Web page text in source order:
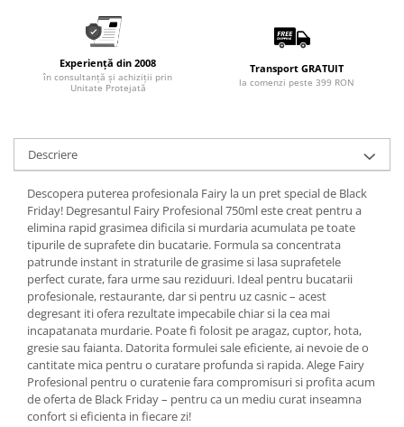
Foarfece pentru birou
Curatenie si igiena
Produse Antibacteriene
Articole pentru bucatarie
Maturi, mopuri si galeti
Hartie igienica, prosoape hartie si
dispensere
Articole pentru rufe, casa,
geamuri, mobila
Articole pentru birou, suprafete,
pardoseli
Intretinere si odorizante masina
Saci de gunoi
Accesorii pentru curatenie
Tipografie si stampile
Experiență din 2008
în consultanță și achiziții prin
Unitate Protejată
Transport GRATUIT
la comenzi peste 399 RON
Descriere
Descopera puterea profesionala Fairy la un pret special de Black
Friday! Degresantul Fairy Profesional 750ml este creat pentru a
elimina rapid grasimea dificila si murdaria acumulata pe toate
tipurile de suprafete din bucatarie. Formula sa concentrata
patrunde instant in straturile de grasime si lasa suprafetele
perfect curate, fara urme sau reziduuri. Ideal pentru bucatarii
profesionale, restaurante, dar si pentru uz casnic – acest
degresant iti ofera rezultate impecabile chiar si la cea mai
incapatanata murdarie. Poate fi folosit pe aragaz, cuptor, hota,
gresie sau faianta. Datorita formulei sale eficiente, ai nevoie de o
cantitate mica pentru o curatare profunda si rapida. Alege Fairy
Profesional pentru o curatenie fara compromisuri si profita acum
de oferta de Black Friday – pentru ca un mediu curat inseamna
confort si eficienta in fiecare zi!